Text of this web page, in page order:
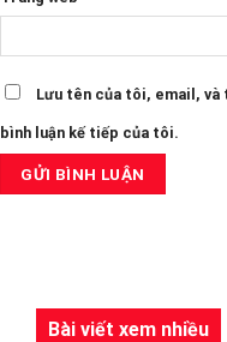
Lưu tên của tôi, email,
bình luận kế tiếp của tôi.
Bài viết xem nhiều